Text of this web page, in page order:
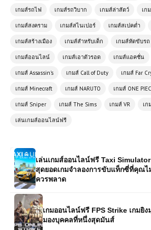
เกมส์รถไฟ เกมส์รถวิบาก เกมส์ล่าสัตว์ เก
เกมส์สงคราม เกมส์สไนเปอร์ เกมส์สเปคต่ำ
เกมส์สร้างเมือง เกมส์สำหรับเด็ก เกมส์หัดขับรถ
เกมส์ออนไลน์ เกมส์เอาตัวรอด เกมส์แอคชั่น
เกมส์ Assassin's เกมส์ Call of Duty เกมส์ Far
เกมส์ Minecraft เกมส์ NARUTO เกมส์ ONE
เกมส์ Sniper เกมส์ The Sims เกมส์ VR เก
เล่นเกมส์ออนไลน์ฟรี
โหลดเกมส์ Project CARS 2 | เก
วันที่สมจริงที่สุด
ธนูพิชิตศัตรูด้วยปลายนิ้ว
ควรพลาด